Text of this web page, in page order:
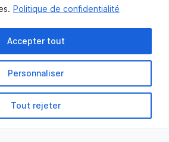
Politique de confidentialité
Personnaliser
Tout rejeter
Accepter tout
recevoir les nouvelles
par courriel.